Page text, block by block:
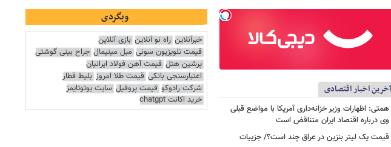
آخرین اخبار اقتصادی
همتی: اظهارات وزیر خزانه‌داری آمریکا با مواضع قبلی
وی درباره اقتصاد ایران متناقض است
قیمت یک لیتر بنزین در عراق چند است؟/ جزییات
وبگردی
خبرآنلاین راه نو آنلاین بازی آنلاین
قیمت تلویزیون سونی مبل مینیمال جراح بینی گوشتی
پرشین هتل قیمت آهن فولاد ایرانیان
اعتبارسنجی بانکی قیمت طلا امروز بلیط قطار
شرکت رادوکو قیمت پروفیل سایت یوتوتایمز
خرید اکانت chatgpt